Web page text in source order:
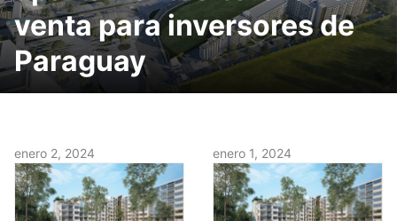
venta para inversores de
Paraguay
enero 2, 2024 enero 1, 2024